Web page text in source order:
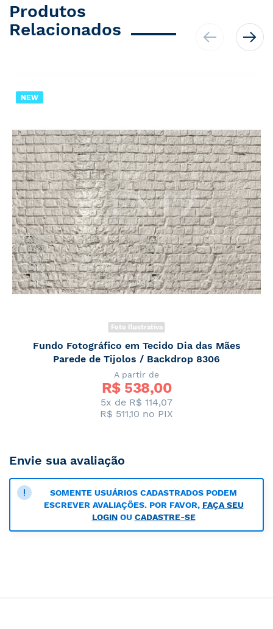
Produtos
Relacionados
NEW
Foto Ilustrativa
Fundo Fotográfico em Tecido Dia das Mães
Parede de Tijolos / Backdrop 8306
A partir de
R$ 538,00
5x de R$ 114,07
R$ 511,10 no PIX
Envie sua avaliação
SOMENTE USUÁRIOS CADASTRADOS PODEM
ESCREVER AVALIAÇÕES. POR FAVOR, FAÇA SEU
LOGINOU CADASTRE-SE